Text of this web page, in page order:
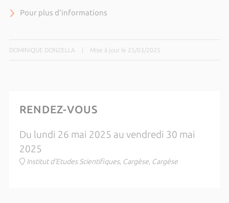
Pour plus d'informations
DOMINIQUE DONZELLA Mise à jour le 25/03/2025
RENDEZ-VOUS
Du lundi 26 mai 2025 au vendredi 30 mai
2025
Institut d'Etudes Scientifiques, Cargèse, Cargèse